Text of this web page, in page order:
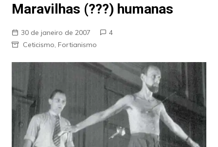
Maravilhas (???) humanas
30 de janeiro de 2007
4
Ceticismo Fortianismo